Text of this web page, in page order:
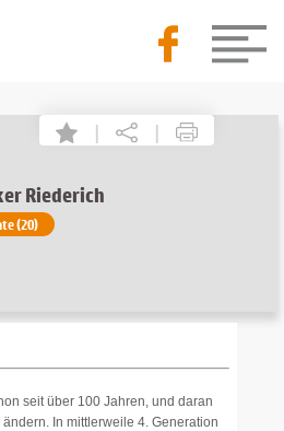
| |
Riederich
(20)
seit über 100 Jahren, und daran
In mittlerweile 4. Generation